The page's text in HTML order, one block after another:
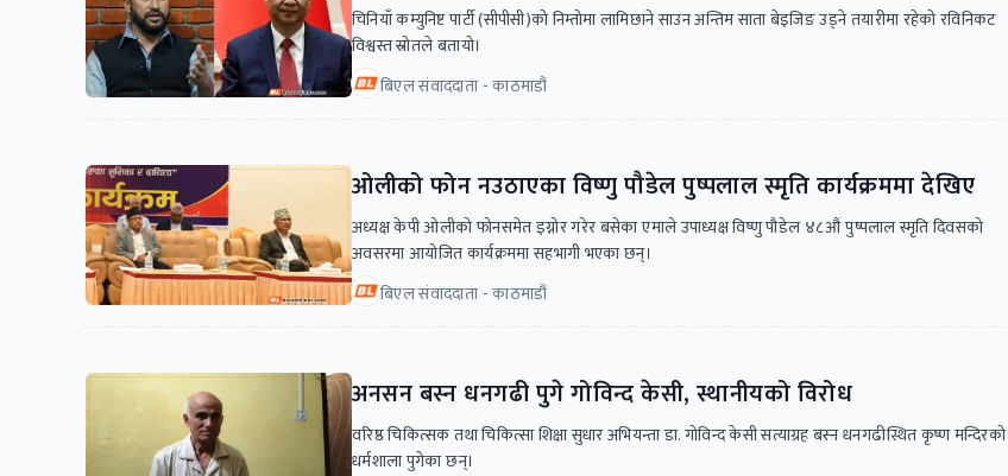
चिनियाँ कम्युनिष्ट पार्टी (सीपीसी)को निम्तोमा लामिछाने साउन अन्तिम साता बेइजिङ उड्ने तयारीमा रहेको रविनिकट
विश्वस्त स्रोतले बतायो।
बिएल संवाददाता - काठमाडौं
ओलीको फोन नउठाएका विष्णु पौडेल पुष्पलाल स्मृति कार्यक्रममा देखिए
अध्यक्ष केपी ओलीको फोनसमेत इग्नोर गरेर बसेका एमाले उपाध्यक्ष विष्णु पौडेल ४८औं पुष्पलाल स्मृति दिवसको
अवसरमा आयोजित कार्यक्रममा सहभागी भएका छन्।
बिएल संवाददाता - काठमाडौं
अनसन बस्न धनगढी पुगे गोविन्द केसी, स्थानीयको विरोध
वरिष्ठ चिकित्सक तथा चिकित्सा शिक्षा सुधार अभियन्ता डा. गोविन्द केसी सत्याग्रह बस्न धनगढीस्थित कृष्ण मन्दिरको
धर्मशाला पुगेका छन्।